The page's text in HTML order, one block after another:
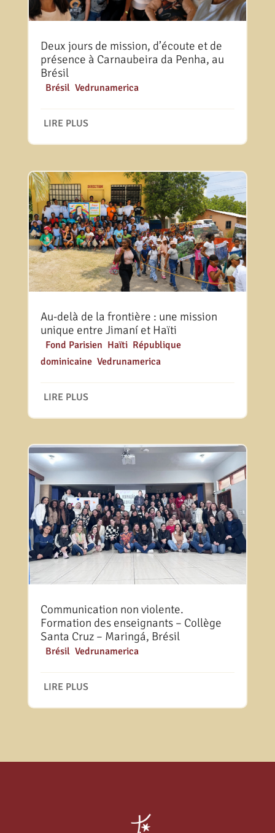
Deux jours de mission, d’écoute et de
présence à Carnaubeira da Penha, au
Brésil
Brésil, Vedrunamerica
LIRE PLUS
Au-delà de la frontière : une mission
unique entre Jimaní et Haïti
Fond Parisien Haïti, République
dominicaine, Vedrunamerica
LIRE PLUS
Communication non violente.
Formation des enseignants – Collège
Santa Cruz – Maringá, Brésil
Brésil, Vedrunamerica
LIRE PLUS